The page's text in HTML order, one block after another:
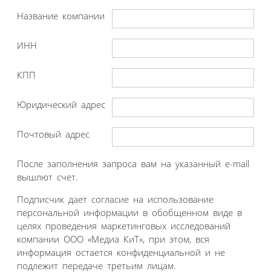
Название компании
ИНН
КПП
Юридический адрес
Почтовый адрес
После заполнения запроса вам на указанный e-mail
вышлют счет.
Подписчик дает согласие на использование
персональной информации в обобщенном виде в
целях проведения маркетинговых исследований
компании ООО «Медиа КиТ», при этом, вся
информация остается конфиденциальной и не
подлежит передаче третьим лицам.